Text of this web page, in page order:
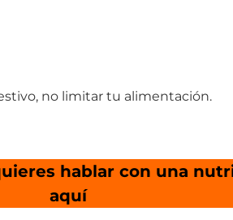
no limitar tu alimentación.
hablar con una
aquí